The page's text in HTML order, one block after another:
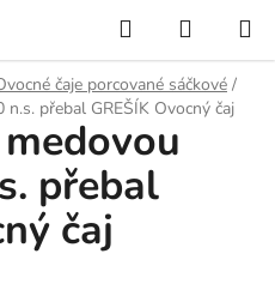
Hledat
KOŠÍK
čaje porcované sáčkové /
přebal GREŠÍK Ovocný čaj
přebal
čaj